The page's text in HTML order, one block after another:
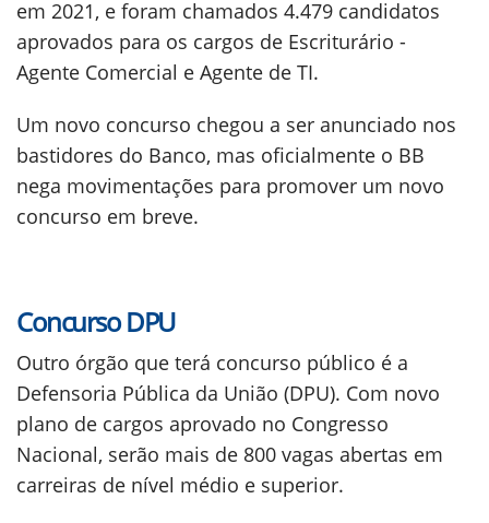
em 2021, e foram chamados 4.479 candidatos
aprovados para os cargos de Escriturário -
Agente Comercial e Agente de TI.
Um novo concurso chegou a ser anunciado nos
bastidores do Banco, mas oficialmente o BB
nega movimentações para promover um novo
concurso em breve.
Concurso DPU
Outro órgão que terá concurso público é a
Defensoria Pública da União (DPU). Com novo
plano de cargos aprovado no Congresso
Nacional, serão mais de 800 vagas abertas em
carreiras de nível médio e superior.